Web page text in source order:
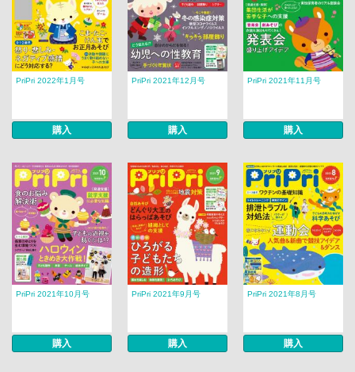
PriPri 2022年1月号
購入
PriPri 2021年12月号
購入
PriPri 2021年11月号
購入
PriPri 2021年10月号
購入
PriPri 2021年9月号
購入
PriPri 2021年8月号
購入